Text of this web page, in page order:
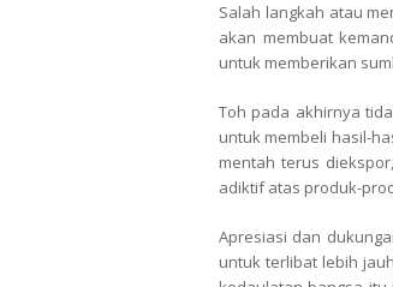
Salah langkah atau
akan membuat
untuk memberikan
Toh pada akhirnya
untuk membeli hasil-
mentah terus
adiktif atas produk-
Apresiasi dan
untuk terlibat lebih